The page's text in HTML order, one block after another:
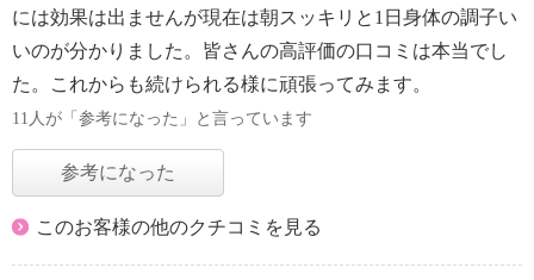
には効果は出ませんが現在は朝スッキリと1日身体の調子い
いのが分かりました。皆さんの高評価の口コミは本当でし
た。これからも続けられる様に頑張ってみます。
11人が「参考になった」と言っています
参考になった
このお客様の他のクチコミを見る